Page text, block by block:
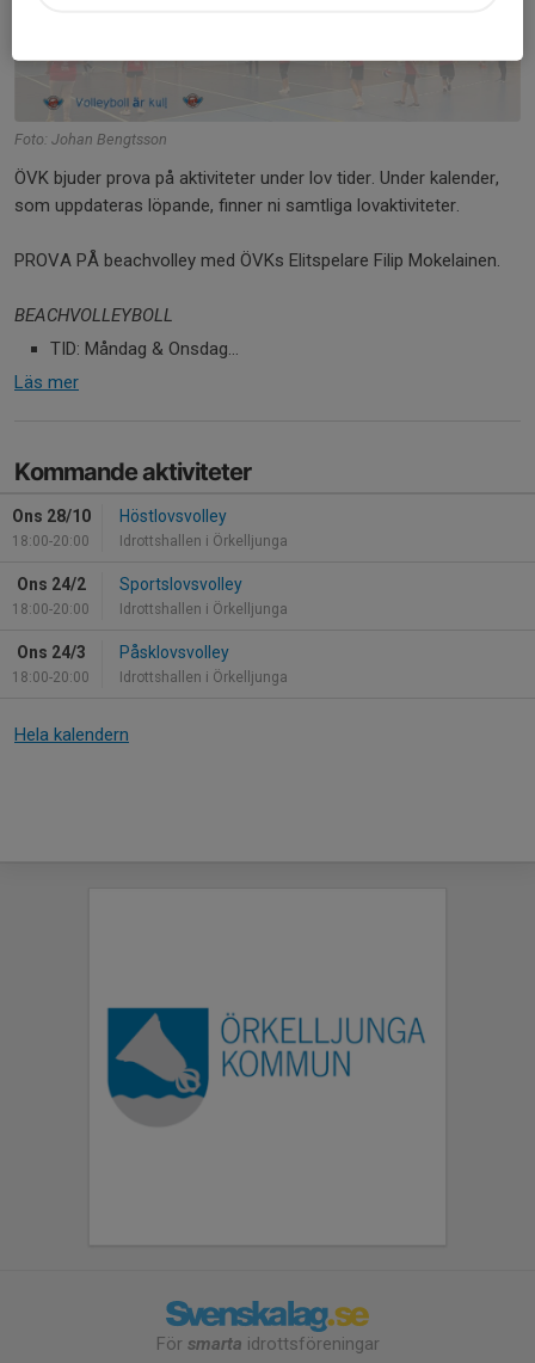
Foto: Johan Bengtsson
ÖVK bjuder prova på aktiviteter under lov tider. Under kalender,
som uppdateras löpande, finner ni samtliga lovaktiviteter.
PROVA PÅ beachvolley med ÖVKs Elitspelare Filip Mokelainen.
BEACHVOLLEYBOLL
TID: Måndag & Onsdag...
Läs mer
Kommande aktiviteter
Ons 28/10
18:00-20:00
Höstlovsvolley
Idrottshallen i Örkelljunga
Ons 24/2
18:00-20:00
Sportslovsvolley
Idrottshallen i Örkelljunga
Ons 24/3
18:00-20:00
Påsklovsvolley
Idrottshallen i Örkelljunga
Hela kalendern
För smarta idrottsföreningar